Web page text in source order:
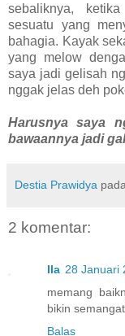
sebaliknya,
sesuatu yang
bahagia. Kayak
yang melow
saya jadi gelisah
nggak jelas deh
Harusnya saya
bawaannya jadi
Destia Prawidya pada
2 komentar:
Ila 28 Januari
memang
bikin
Balas